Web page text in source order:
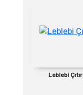
Leblebi Çıtır